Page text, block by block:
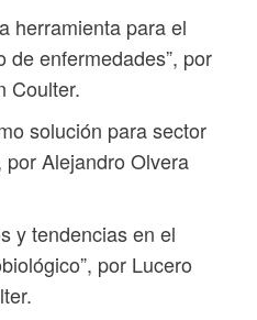
herramienta para el
de enfermedades”, por
Coulter.
solución para sector
por Alejandro Olvera
y tendencias en el
por Lucero